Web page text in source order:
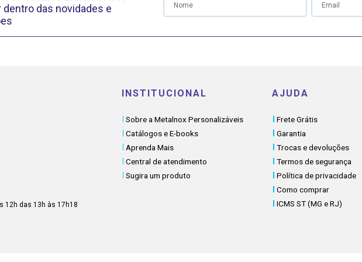
dentro das novidades e
12h das 13h às 17h18
INSTITUCIONAL
Sobre a Metalnox Personalizáveis
Catálogos e E-books
Aprenda Mais
Central de atendimento
Sugira um produto
AJUDA
Frete Grátis
Garantia
Trocas e devoluções
Termos de segurança
Política de privacidade
Como comprar
ICMS ST (MG e RJ)